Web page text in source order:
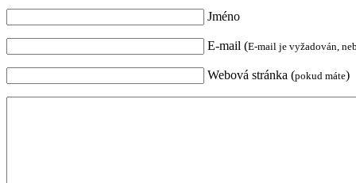
Jméno
E-mail (E-mail je vyžadován,
Webová stránka (pokud máte)